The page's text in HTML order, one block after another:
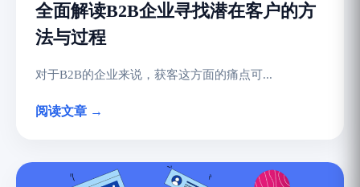
全面解读B2B企业寻找潜在客户的方
法与过程
对于B2B的企业来说，获客这方面的痛点可...
阅读文章 →